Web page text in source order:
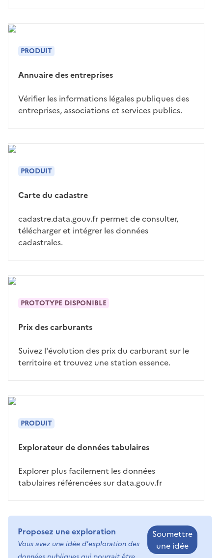
PRODUIT
Annuaire des entreprises
Vérifier les informations légales publiques des
entreprises, associations et services publics.
PRODUIT
Carte du cadastre
cadastre.data.gouv.fr permet de consulter,
télécharger et intégrer les données
cadastrales.
PROTOTYPE DISPONIBLE
Prix des carburants
Suivez l'évolution des prix du carburant sur le
territoire et trouvez une station essence.
PRODUIT
Explorateur de données tabulaires
Explorer plus facilement les données
tabulaires référencées sur data.gouv.fr
Proposez une exploration
Vous avez une idée d'exploration des
Soumettre
une idée